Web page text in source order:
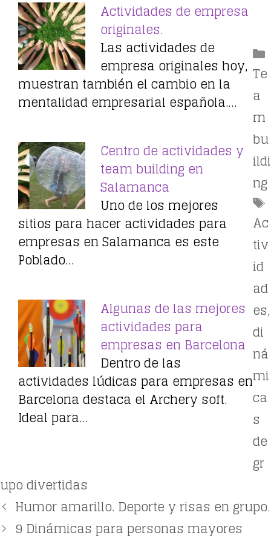
Actividades de empresa
originales.
Las actividades de
empresa originales hoy,
muestran también el cambio en la
mentalidad empresarial española.…
Centro de actividades y
team building en
Salamanca
Uno de los mejores
sitios para hacer actividades para
empresas en Salamanca es este
Poblado…
Algunas de las mejores
actividades para
empresas en Barcelona
Dentro de las
actividades lúdicas para empresas en
Barcelona destaca el Archery soft.
Ideal para…
Te
a
m
bu
ildi
ng
Ac
tiv
id
ad
es,
di
ná
mi
ca
s
de
gr
upo divertidas
Humor amarillo. Deporte y risas en grupo.
9 Dinámicas para personas mayores